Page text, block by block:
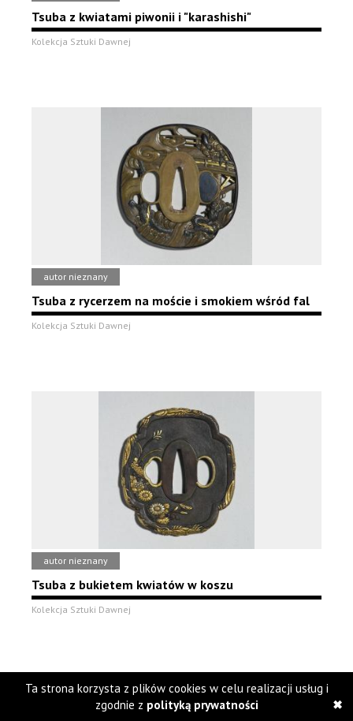
Tsuba z kwiatami piwonii i "karashishi"
Kolekcja Sztuki Dawnej
autor nieznany
Tsuba z rycerzem na moście i smokiem wśród fal
Kolekcja Sztuki Dawnej
autor nieznany
Tsuba z bukietem kwiatów w koszu
Kolekcja Sztuki Dawnej
Ta strona korzysta z plików cookies w celu realizacji usług i
zgodnie z polityką prywatności